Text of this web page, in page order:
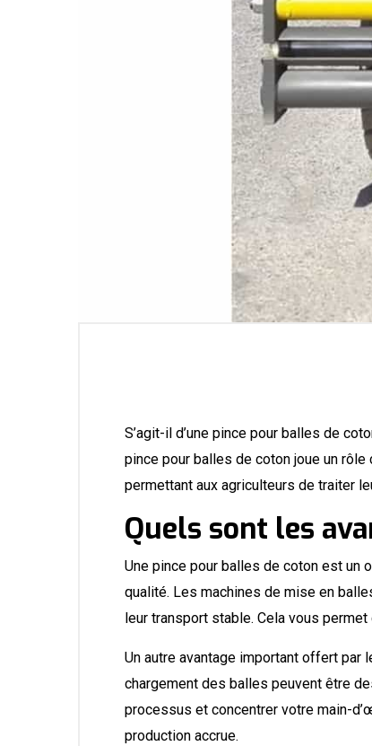
S’agit-il d’une pince pour balles de
pince pour balles de coton joue un
permettant aux agriculteurs de traiter
Quels sont les
Une pince pour balles de coton est un
qualité. Les machines de mise en
leur transport stable. Cela vous
Un autre avantage important offert par
chargement des balles peuvent être
processus et concentrer votre main-
production accrue.